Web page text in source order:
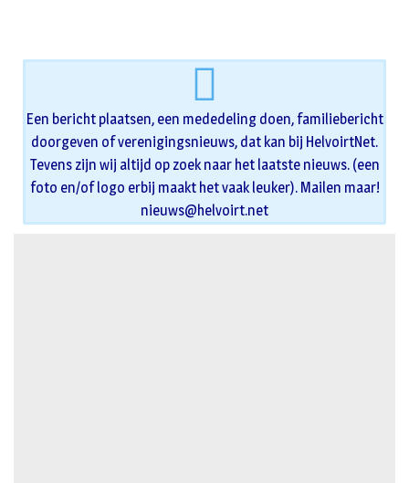
Een bericht plaatsen, een mededeling doen, familiebericht
doorgeven of verenigingsnieuws, dat kan bij HelvoirtNet.
Tevens zijn wij altijd op zoek naar het laatste nieuws. (een
foto en/of logo erbij maakt het vaak leuker). Mailen maar!
nieuws@helvoirt.net